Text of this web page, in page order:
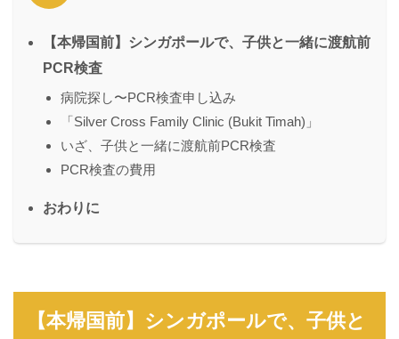
【本帰国前】シンガポールで、子供と一緒に渡航前
PCR検査
病院探し〜PCR検査申し込み
「Silver Cross Family Clinic (Bukit Timah)」
いざ、子供と一緒に渡航前PCR検査
PCR検査の費用
おわりに
【本帰国前】シンガポールで、子供と